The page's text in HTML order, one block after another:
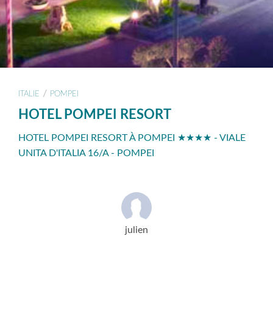
ITALIE / POMPEI
HOTEL POMPEI RESORT
HOTEL POMPEI RESORT À POMPEI ★★★★ - VIALE
UNITA D'ITALIA 16/A - POMPEI
julien